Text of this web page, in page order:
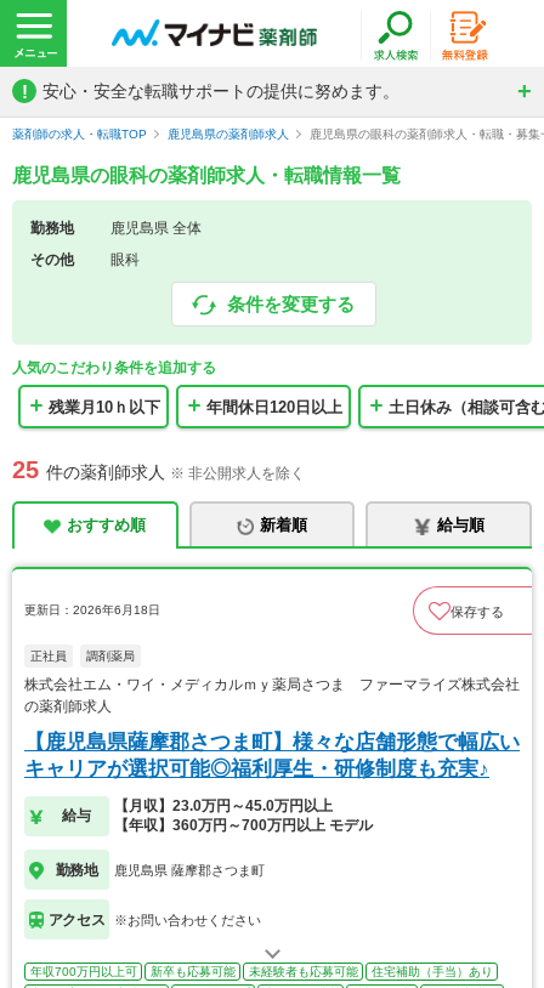
! 安心・安全な転職サポートの提供に努めます。
薬剤師の求人・転職TOP 鹿児島県の薬剤師求人 鹿児島県の眼科の薬剤師求人・転職・募集
鹿児島県の眼科の薬剤師求人・転職情報一覧
勤務地
鹿児島県 全体
その他
眼科
条件を変更する
人気のこだわり条件を追加する
残業月10ｈ以下 年間休日120日以上 土日休み（相談可含
25 件の薬剤師求人 ※ 非公開求人を除く
おすすめ順 新着順 給与順
更新日：2026年6月18日 保存する
正社員 調剤薬局
株式会社エム・ワイ・メディカルｍｙ薬局さつま ファーマライズ株式会社
の薬剤師求人
【鹿児島県薩摩郡さつま町】様々な店舗形態で幅広い
キャリアが選択可能◎福利厚生・研修制度も充実♪
給与
【月収】23.0万円～45.0万円以上
【年収】360万円～700万円以上 モデル
勤務地 鹿児島県 薩摩郡さつま町
アクセス ※お問い合わせください
年収700万円以上可 新卒も応募可能 未経験者も応募可能
住宅補助（手当）あり